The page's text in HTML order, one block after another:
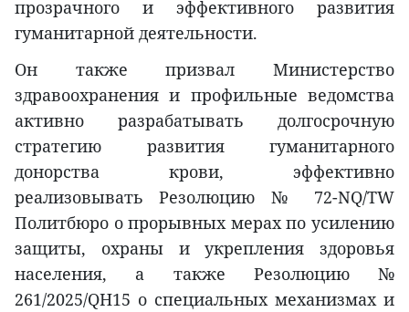
прозрачного и эффективного развития
гуманитарной деятельности.
Он также призвал Министерство
здравоохранения и профильные ведомства
активно разрабатывать долгосрочную
стратегию развития гуманитарного
донорства крови, эффективно
реализовывать Резолюцию № 72-NQ/TW
Политбюро о прорывных мерах по усилению
защиты, охраны и укрепления здоровья
населения, а также Резолюцию №
261/2025/QH15 о специальных механизмах и